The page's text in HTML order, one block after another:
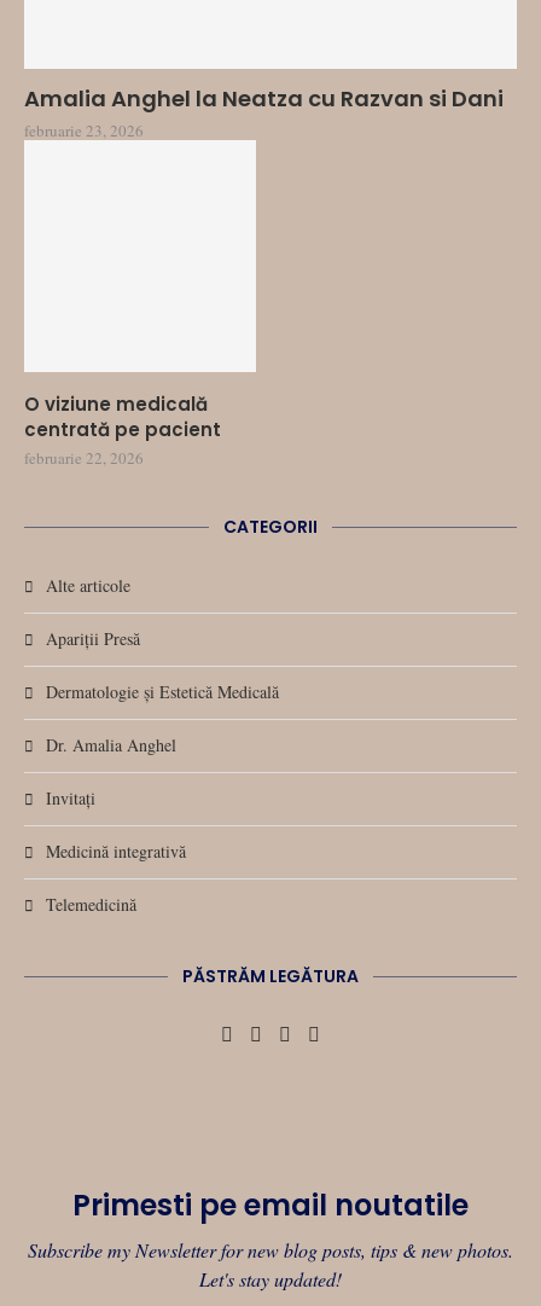
Amalia Anghel la Neatza cu Razvan si Dani
februarie 23, 2026
O viziune medicală
centrată pe pacient
februarie 22, 2026
CATEGORII
Alte articole
Apariții Presă
Dermatologie și Estetică Medicală
Dr. Amalia Anghel
Invitați
Medicină integrativă
Telemedicină
PĂSTRĂM LEGĂTURA
Primesti pe email noutatile
Subscribe my Newsletter for new blog posts, tips & new photos.
Let's stay updated!